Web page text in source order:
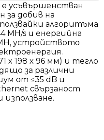
е усъвършенстван
за добив на
алгоритъма
MH/s и енергийна
устройството
x 198 x 96 мм) и тегло
за различни
от ≤35 dB и
свързаност